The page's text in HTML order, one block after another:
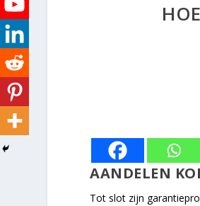
AANDELEN
Tot slot zijn